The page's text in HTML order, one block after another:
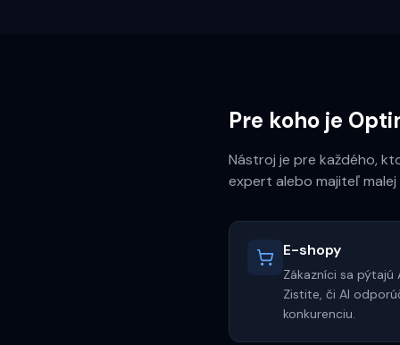
Pre koho je
Nástroj je pre každého,
expert alebo majiteľ malej
E-shopy
Zákazníci sa
Zistite, či AI
konkurenciu.